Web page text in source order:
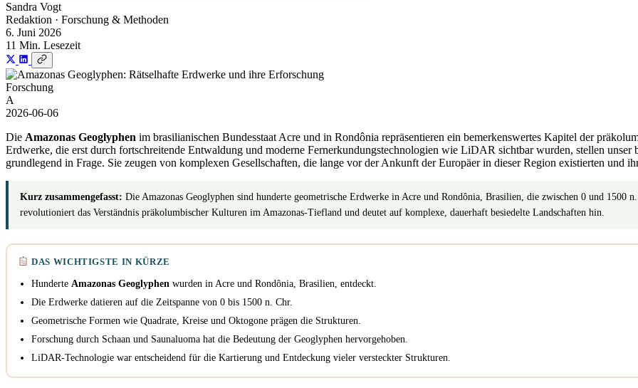
Sandra Vogt
Redaktion · Forschung & Methoden
6. Juni 2026
11 Min. Lesezeit
Forschung
A
2026-06-06
Die Amazonas Geoglyphen im brasilianischen Bundesstaat Acre und in Rondônia repräsentieren ein bemerkenswertes Kapitel der
Erdwerke, die erst durch fortschreitende Entwaldung und moderne Fernerkundungstechnologien wie LiDAR sichtbar wurden, stellen unser
grundlegend in Frage. Sie zeugen von komplexen Gesellschaften, die lange vor der Ankunft der Europäer in dieser Region existierten und
Kurz zusammengefasst: Die Amazonas Geoglyphen sind hunderte geometrische Erdwerke in Acre und Rondônia, Brasilien, die zwischen 0 und 1500
revolutioniert das Verständnis präkolumbischer Kulturen im Amazonas-Tiefland und deutet auf komplexe, dauerhaft besiedelte Landschaften hin.
DAS WICHTIGSTE IN KÜRZE
Hunderte Amazonas Geoglyphen wurden in Acre und Rondônia, Brasilien, entdeckt.
Die Erdwerke datieren auf die Zeitspanne von 0 bis 1500 n. Chr.
Geometrische Formen wie Quadrate, Kreise und Oktogone prägen die Strukturen.
Forschung durch Schaan und Saunaluoma hat die Bedeutung der Geoglyphen hervorgehoben.
LiDAR-Technologie war entscheidend für die Kartierung und Entdeckung vieler versteckter Strukturen.